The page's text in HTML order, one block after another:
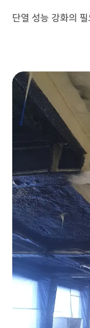
단열 성능 강화의